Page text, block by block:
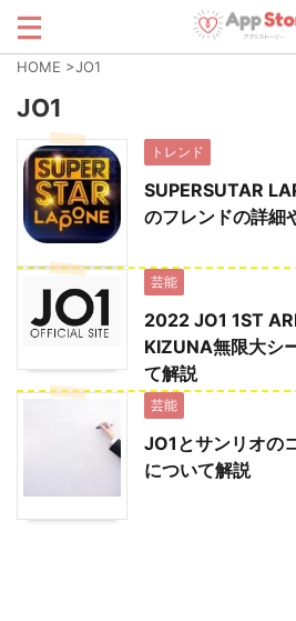
HOME >JO1
JO1
トレンド
SUPERSUTAR
のフレンドの詳細
芸能
2022 JO1 1ST
KIZUNA無限大シ
て解説
芸能
JO1とサンリオの
について解説